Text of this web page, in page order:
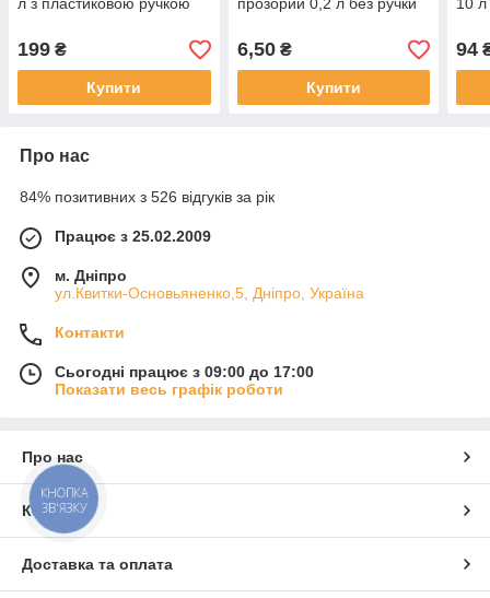
л з пластиковою ручкою
199 ₴
Купити
прозорий 0,2 л без ручки
6,50₴
Купити
10 л
94
Про нас
84% позитивних з 526 відгуків за рік
Працює з 25.02.2009
м. Дніпро
ул.Квитки-Основьяненко,5, Дніпро, Україна
Контакти
Сьогодні працює з 09:00 до 17:00
Показати весь графік роботи
Про нас
Контакти
Доставка та оплата
КНОПКА
ЗВ'ЯЗКУ